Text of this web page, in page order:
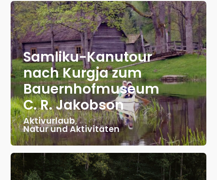
Samliku-Kanutour
nach Kurgja zum
Bauernhofmuseum
C. R. Jakobson
Aktivurlaub,
Natur und Aktivitäten